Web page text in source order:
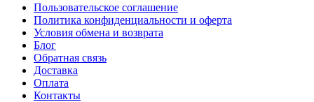
Пользовательское соглашение
Политика конфиденциальности и оферта
Условия обмена и возврата
Блог
Обратная связь
Доставка
Оплата
Контакты